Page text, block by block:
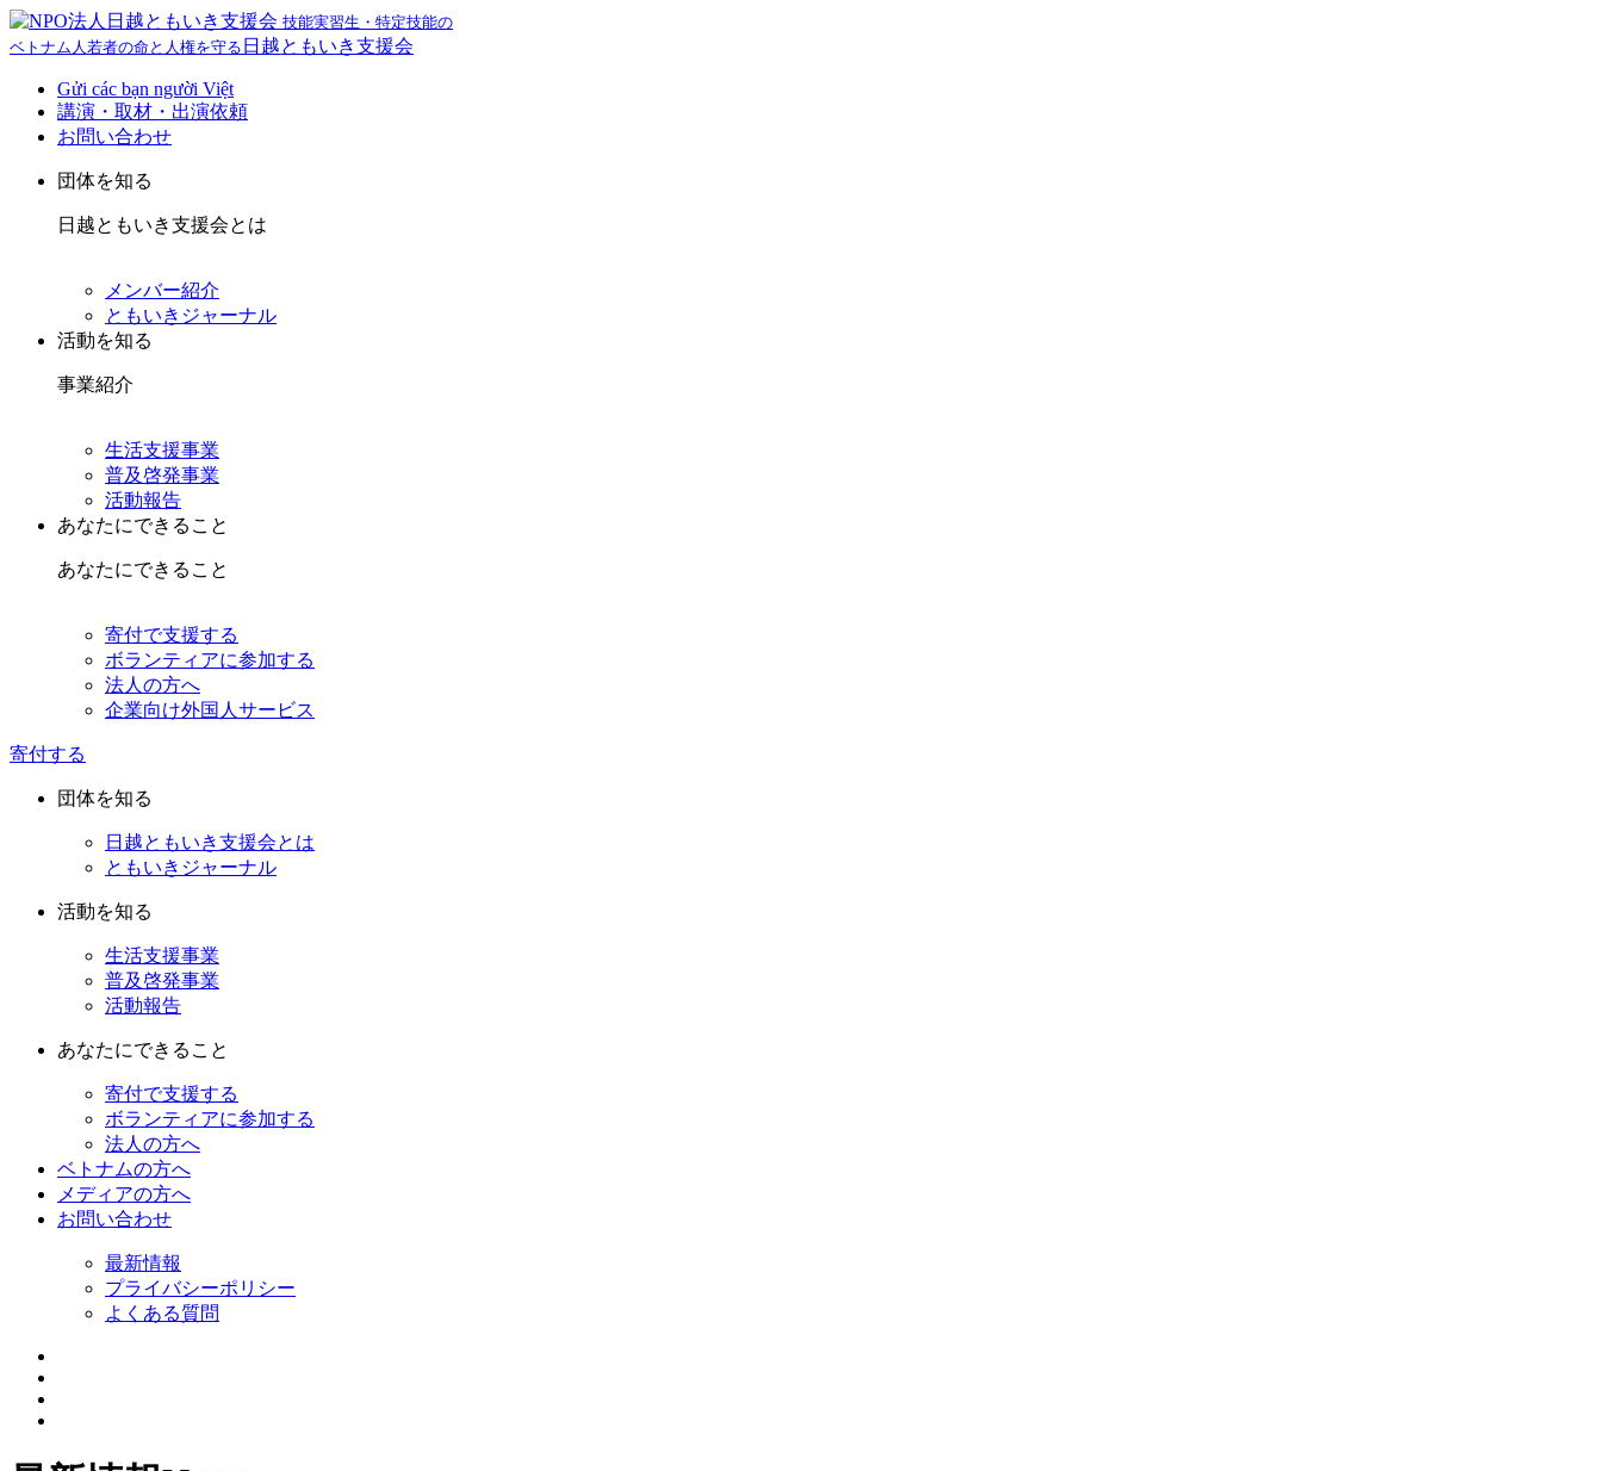
技能実習生・特定技能の
ベトナム人若者の命と人権を守る 日越ともいき支援会
Gửi các bạn người Việt
講演・取材・出演依頼
お問い合わせ
団体を知る
日越ともいき支援会とは
メンバー紹介
ともいきジャーナル
活動を知る
事業紹介
生活支援事業
普及啓発事業
活動報告
あなたにできること
あなたにできること
寄付で支援する
ボランティアに参加する
法人の方へ
企業向け外国人サービス
寄付する
団体を知る
日越ともいき支援会とは
ともいきジャーナル
活動を知る
生活支援事業
普及啓発事業
活動報告
あなたにできること
寄付で支援する
ボランティアに参加する
法人の方へ
ベトナムの方へ
メディアの方へ
お問い合わせ
最新情報
プライバシーポリシー
よくある質問